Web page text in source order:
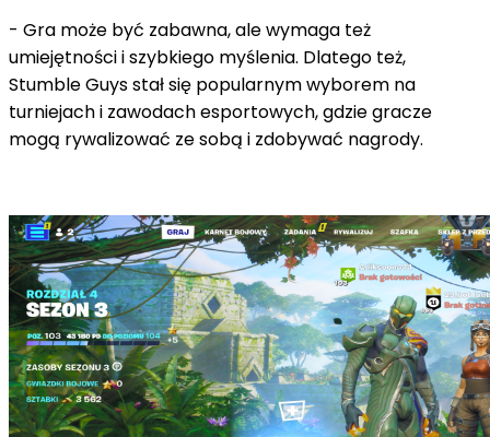
- Gra może być zabawna, ale wymaga też
umiejętności i szybkiego myślenia. Dlatego też,
Stumble Guys stał się popularnym wyborem na
turniejach i zawodach esportowych, gdzie gracze
mogą rywalizować ze sobą i zdobywać nagrody.